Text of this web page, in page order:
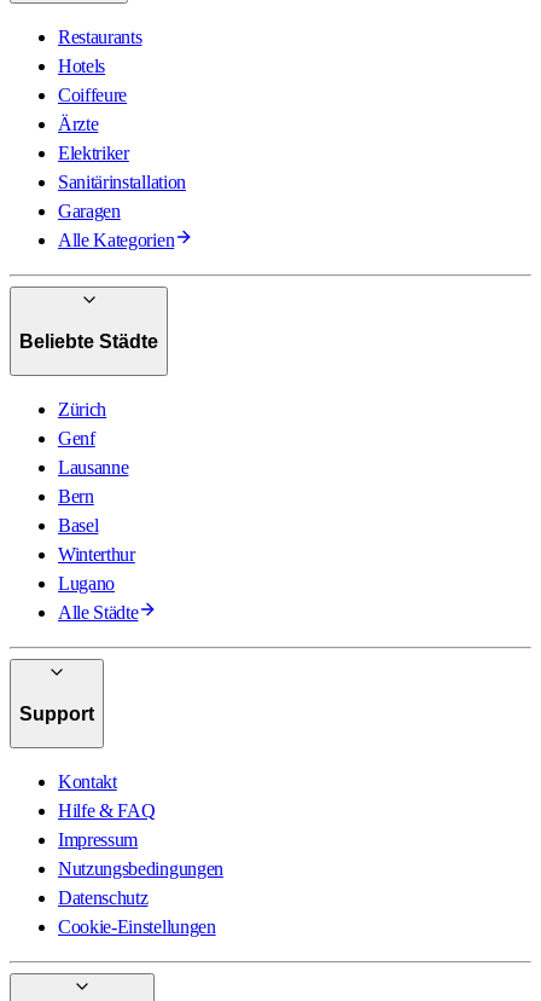
Restaurants
Hotels
Coiffeure
Ärzte
Elektriker
Sanitärinstallation
Garagen
Alle Kategorien
Beliebte Städte
Zürich
Genf
Lausanne
Bern
Basel
Winterthur
Lugano
Alle Städte
Support
Kontakt
Hilfe & FAQ
Impressum
Nutzungsbedingungen
Datenschutz
Cookie-Einstellungen